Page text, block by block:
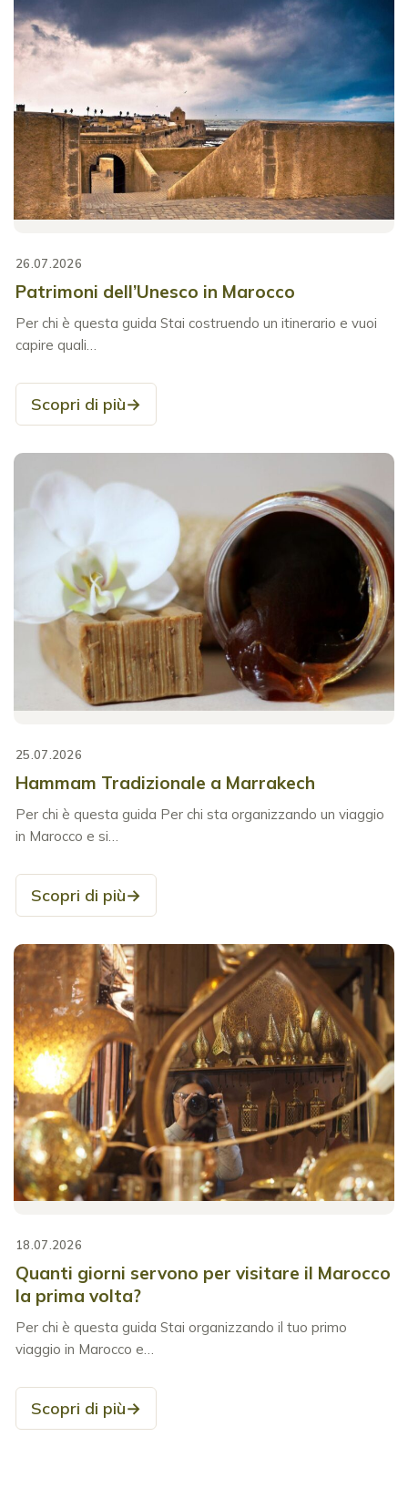
26.07.2026
Patrimoni dell’Unesco in Marocco
Per chi è questa guida Stai costruendo un itinerario e vuoi
capire quali…
Scopri di più→
25.07.2026
Hammam Tradizionale a Marrakech
Per chi è questa guida Per chi sta organizzando un viaggio
in Marocco e si…
Scopri di più→
18.07.2026
Quanti giorni servono per visitare il Marocco
la prima volta?
Per chi è questa guida Stai organizzando il tuo primo
viaggio in Marocco e…
Scopri di più→